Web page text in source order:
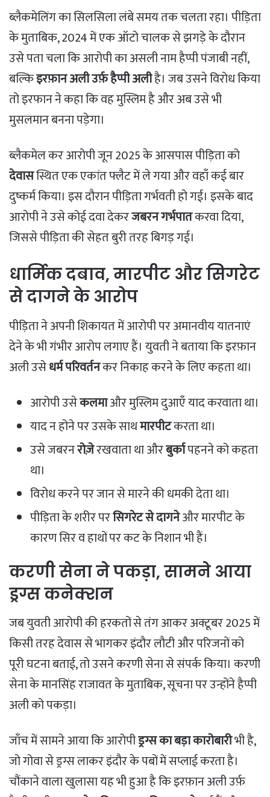
​ब्लैकमेलिंग का सिलसिला लंबे समय तक चलता रहा। पीड़िता
के मुताबिक, 2024 में एक ऑटो चालक से झगड़े के दौरान
उसे पता चला कि आरोपी का असली नाम हैप्पी पंजाबी नहीं,
बल्किइरफ़ान अली उर्फ़ हैप्पी अलीहै। जब उसने विरोध किया
तो इरफान ने कहा कि वह मुस्लिम है और अब उसे भी
मुसलमान बनना पड़ेगा।
​ब्लैकमेल कर आरोपी जून 2025 के आसपास पीड़िता को
देवासस्थित एक एकांत फ्लैट में ले गया और वहाँ कई बार
दुष्कर्म किया। इस दौरान पीड़िता गर्भवती हो गई। इसके बाद
आरोपी ने उसे कोई दवा देकरजबरन गर्भपातकरवा दिया,
जिससे पीड़िता की सेहत बुरी तरह बिगड़ गई।
​धार्मिक दबाव, मारपीट और सिगरेट
से दागने के आरोप
​पीड़िता ने अपनी शिकायत में आरोपी पर अमानवीय यातनाएं
देने के भी गंभीर आरोप लगाए हैं। युवती ने बताया कि इरफ़ान
अली उसेधर्म परिवर्तनकर निकाह करने के लिए कहता था।
​आरोपी उसेकलमाऔर मुस्लिम दुआएँ याद करवाता था।
​याद न होने पर उसके साथमारपीटकरता था।
​उसे जबरनरोज़ेरखवाता था औरबुर्कापहनने को कहता
था।
​विरोध करने पर जान से मारने की धमकी देता था।
​पीड़िता के शरीर परसिगरेट से दागनेऔर मारपीट के
कारण सिर व हाथों पर कट के निशान भी हैं।
​करणी सेना ने पकड़ा, सामने आया
ड्रग्स कनेक्शन
​जब युवती आरोपी की हरकतों से तंग आकर अक्टूबर 2025 में
किसी तरह देवास से भागकर इंदौर लौटी और परिजनों को
पूरी घटना बताई, तो उसने करणी सेना से संपर्क किया। करणी
सेना के मानसिंह राजावत के मुताबिक, सूचना पर उन्होंने हैप्पी
अली को पकड़ा।
​जाँच में सामने आया कि आरोपीड्रग्स का बड़ा कारोबारीभी है,
जो गोवा से ड्रग्स लाकर इंदौर के पबों में सप्लाई करता है।
चौंकाने वाला खुलासा यह भी हुआ है कि इरफ़ान अली उर्फ़